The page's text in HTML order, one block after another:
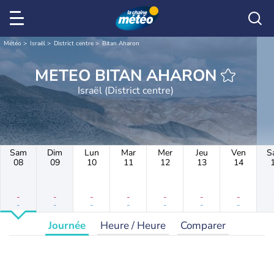
Météo Israël District centre Bitan Aharon
METEO BITAN AHARON
Israël (District centre)
Sam
08
-
-
Dim
09
-
-
Lun
10
-
-
Mar
11
-
-
Mer
12
-
-
Jeu
13
-
-
Ven
14
-
-
Journée Heure / Heure Comparer